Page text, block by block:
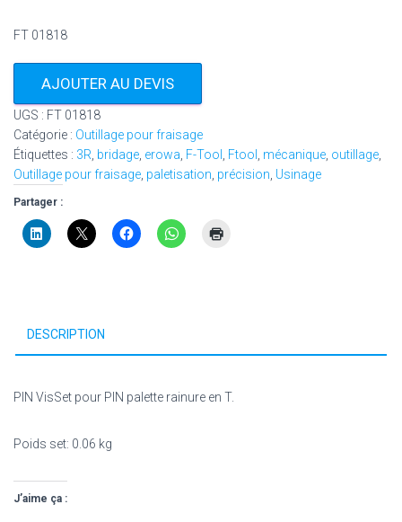
FT 01818
AJOUTER AU DEVIS
UGS : FT 01818
Catégorie : Outillage pour fraisage
Étiquettes : 3R bridage erowa F-Tool Ftool mécanique outillage
Outillage pour fraisage paletisation précision Usinage
Partager :
DESCRIPTION
PIN VisSet pour PIN palette rainure en T.
Poids set: 0.06 kg
J’aime ça :